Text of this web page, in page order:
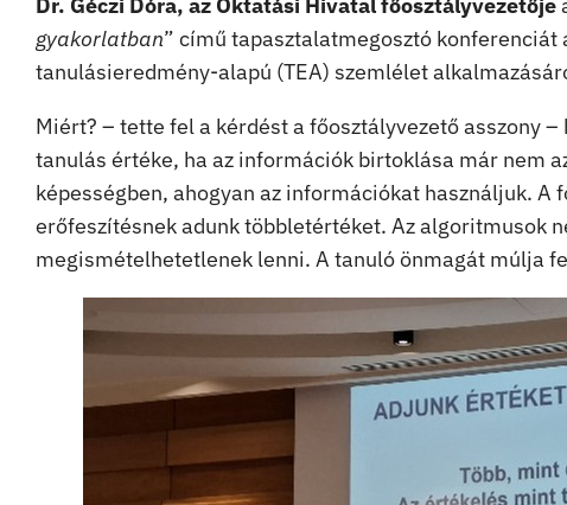
Dr. Géczi Dóra, az Oktatási Hivatal főosztályvezetője
gyakorlatban” című tapasztalatmegosztó
tanulásieredmény-alapú (TEA) szemlélet
Miért? – tette fel a kérdést a főosztályvezető asszony
tanulás értéke, ha az információk birtoklása már nem
képességben, ahogyan az információkat használjuk.
erőfeszítésnek adunk többletértéket. Az algoritmusok
megismételhetetlenek lenni. A tanuló önmagát múlja